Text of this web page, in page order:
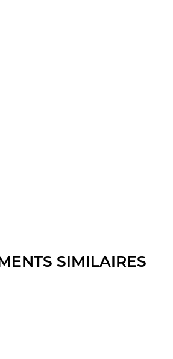
SIMILAIRES